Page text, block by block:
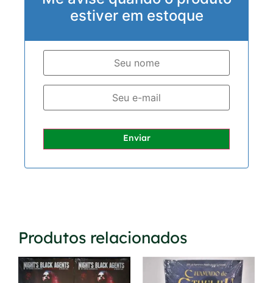
estiver em estoque
Enviar
Produtos relacionados